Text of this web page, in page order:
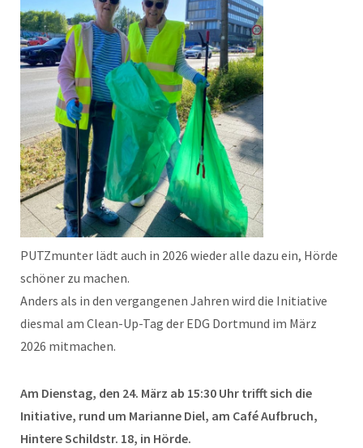
PUTZmunter lädt auch in 2026 wieder alle dazu ein, Hörde
schöner zu machen.
Anders als in den vergangenen Jahren wird die Initiative
diesmal am Clean-Up-Tag der EDG Dortmund im März
2026 mitmachen.
Am Dienstag, den 24. März ab 15:30 Uhr trifft sich die
Initiative, rund um Marianne Diel, am Café Aufbruch,
Hintere Schildstr. 18, in Hörde.